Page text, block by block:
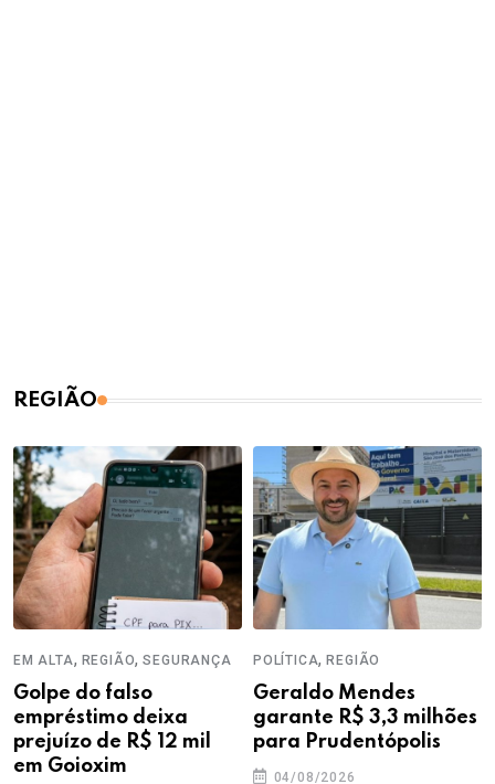
REGIÃO
EM ALTA, REGIÃO,SEGURANÇA
Golpe do falso
empréstimo deixa
prejuízo de R$ 12 mil
em Goioxim
POLÍTICA,REGIÃO
Geraldo Mendes
garante R$ 3,3 milhões
para Prudentópolis
04/08/2026